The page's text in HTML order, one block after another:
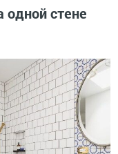
одной стене